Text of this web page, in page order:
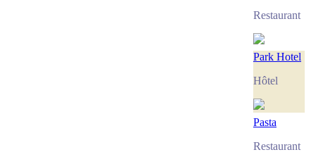
Restaurant
Park Hotel
Hôtel
Pasta
Restaurant